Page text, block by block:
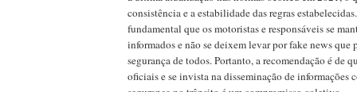
consistência e a estabilidade das regras
fundamental que os motoristas e responsáveis se
informados e não se deixem levar por fake news que
segurança de todos. Portanto, a recomendação é de
oficiais e se invista na disseminação de informações